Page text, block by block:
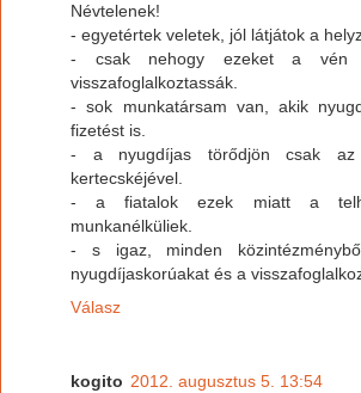
Névtelenek!
- egyetértek veletek, jól látjátok a
- csak nehogy ezeket a vén
visszafoglalkoztassák.
- sok munkatársam van, akik
fizetést is.
- a nyugdíjas törődjön csak az
kertecskéjével.
- a fiatalok ezek miatt a
munkanélküliek.
- s igaz, minden
nyugdíjaskorúakat és a
Válasz
kogito 2012. augusztus 5. 13:54